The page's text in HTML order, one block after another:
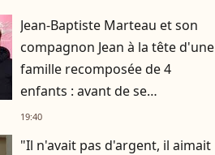
Jean-Baptiste Marteau et son
compagnon Jean à la tête d'une
famille recomposée de 4
enfants : avant de se
fréquenter, les deux papas se
19:40
"Il n'avait pas d'argent, il aimait